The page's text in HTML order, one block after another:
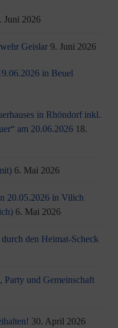
Juni 2026
Geislar 9. Juni 2026
in Beuel
in Rhöndorf inkl.
am 20.06.2026 18.
6. Mai 2026
20.05.2026 in Vilich
6. Mai 2026
den Heimat-Scheck
und Gemeinschaft
30. April 2026